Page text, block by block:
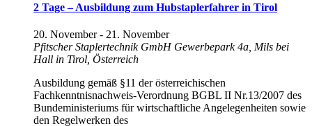
2 Tage – Ausbildung zum Hubstaplerfahrer in Tirol
20. November- 21. November
Pfitscher Staplertechnik GmbH Gewerbepark 4a, Mils bei
Hall in Tirol, Österreich
Ausbildung gemäß §11 der österreichischen
Fachkenntnisnachweis-Verordnung BGBL II Nr.13/2007 des
Bundeministeriums für wirtschaftliche Angelegenheiten sowie
den Regelwerken des